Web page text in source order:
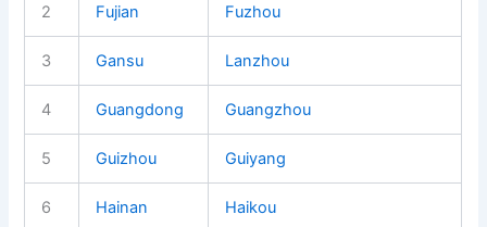
2 Fujian Fuzhou
3 Gansu Lanzhou
4 Guangdong Guangzhou
5 Guizhou Guiyang
6 Hainan Haikou